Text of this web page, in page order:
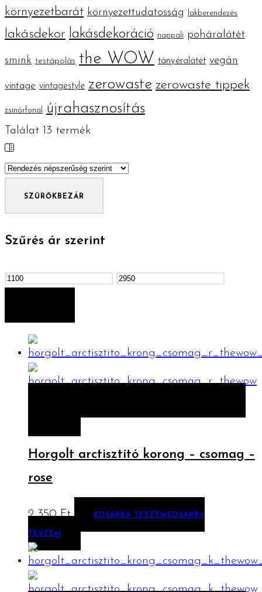
környezetbarát környezettudatosság lakberendezés
lakásdekor lakásdekoráció nappali poháralátét
smink testápolás the WOW tányéralátét vegán
vintage vintagestyle zerowaste zerowaste tippek
zsinórfonal újrahasznosítás
Találat 13 termék
SZŰRŐK BEZÁR
Szűrés ár szerint
Min
Max
Horgolt arctisztító korong – csomag –
rose
2 350Ft KOSÁRBA TESZEM KOSÁRBA
TESZEM